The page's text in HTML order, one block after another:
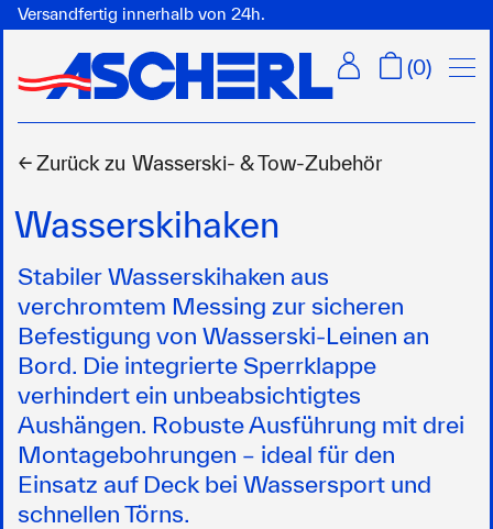
Versandfertig innerhalb von 24h.
(0)
← Zurück zu Wasserski- & Tow-Zubehör
Wasserskihaken
Stabiler Wasserskihaken aus
verchromtem Messing zur sicheren
Befestigung von Wasserski-Leinen an
Bord. Die integrierte Sperrklappe
verhindert ein unbeabsichtigtes
Aushängen. Robuste Ausführung mit drei
Montagebohrungen – ideal für den
Einsatz auf Deck bei Wassersport und
schnellen Törns.